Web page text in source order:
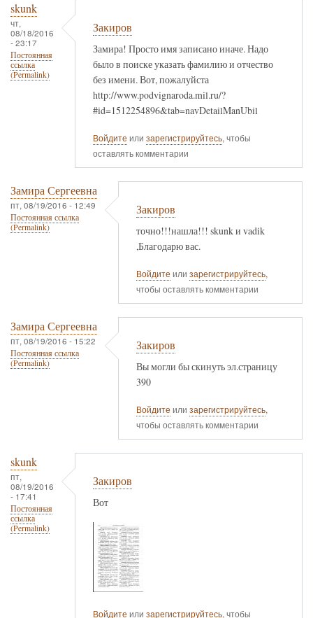
skunk
чт,
08/18/2016
- 23:17
Постоянная
ссылка
(Permalink)
Закиров
Замира! Просто имя записано иначе. Надо
было в поиске указать фамилию и отчество
без имени. Вот, пожалуйста
http://www.podvignaroda.mil.ru/?
#id=1512254896&tab=navDetailManUbil
Войдите или зарегистрируйтесь, чтобы
оставлять комментарии
Замира Сергеевна
пт, 08/19/2016 - 12:49
Постоянная ссылка
(Permalink)
Закиров
точно!!!нашла!!! skunk и vadik
,Благодарю вас.
Войдите или зарегистрируйтесь,
чтобы оставлять комментарии
Замира Сергеевна
пт, 08/19/2016 - 15:22
Постоянная ссылка
(Permalink)
Закиров
Вы могли бы скинуть эл.страницу
390
Войдите или зарегистрируйтесь,
чтобы оставлять комментарии
skunk
пт,
08/19/2016
- 17:41
Постоянная
ссылка
(Permalink)
Закиров
Вот
Войдите или зарегистрируйтесь, чтобы